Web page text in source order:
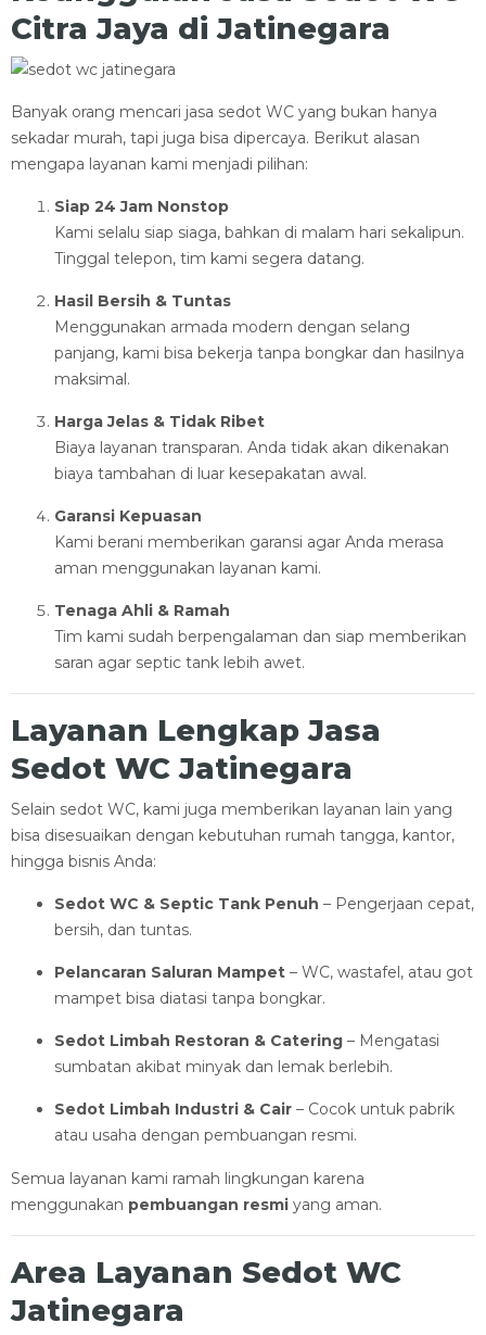
Citra Jaya di Jatinegara
Banyak orang mencari jasa sedot WC yang bukan hanya
sekadar murah, tapi juga bisa dipercaya. Berikut alasan
mengapa layanan kami menjadi pilihan:
Siap 24 Jam Nonstop
Kami selalu siap siaga, bahkan di malam hari sekalipun.
Tinggal telepon, tim kami segera datang.
Hasil Bersih & Tuntas
Menggunakan armada modern dengan selang
panjang, kami bisa bekerja tanpa bongkar dan hasilnya
maksimal.
Harga Jelas & Tidak Ribet
Biaya layanan transparan. Anda tidak akan dikenakan
biaya tambahan di luar kesepakatan awal.
Garansi Kepuasan
Kami berani memberikan garansi agar Anda merasa
aman menggunakan layanan kami.
Tenaga Ahli & Ramah
Tim kami sudah berpengalaman dan siap memberikan
saran agar septic tank lebih awet.
Layanan Lengkap Jasa
Sedot WC Jatinegara
Selain sedot WC, kami juga memberikan layanan lain yang
bisa disesuaikan dengan kebutuhan rumah tangga, kantor,
hingga bisnis Anda:
Sedot WC & Septic Tank Penuh – Pengerjaan cepat,
bersih, dan tuntas.
Pelancaran Saluran Mampet – WC, wastafel, atau got
mampet bisa diatasi tanpa bongkar.
Sedot Limbah Restoran & Catering – Mengatasi
sumbatan akibat minyak dan lemak berlebih.
Sedot Limbah Industri & Cair – Cocok untuk pabrik
atau usaha dengan pembuangan resmi.
Semua layanan kami ramah lingkungan karena
menggunakan pembuangan resmi yang aman.
Area Layanan Sedot WC
Jatinegara